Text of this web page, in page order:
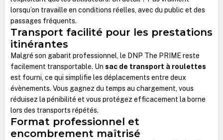
lorsqu’on travaille en conditions réelles, avec du public et des
passages fréquents.
Transport facilité pour les prestations
itinérantes
Malgré son gabarit professionnel, le DNP The PRIME reste
facilement transportable. Un sac de transport à roulettes
est fourni, ce qui simplifie les déplacements entre deux
évènements. Vous gagnez du temps au chargement, vous
réduisez la pénibilité et vous protégez efficacement la borne
lors des transports répétés.
Format professionnel et
encombrement maîtrisé